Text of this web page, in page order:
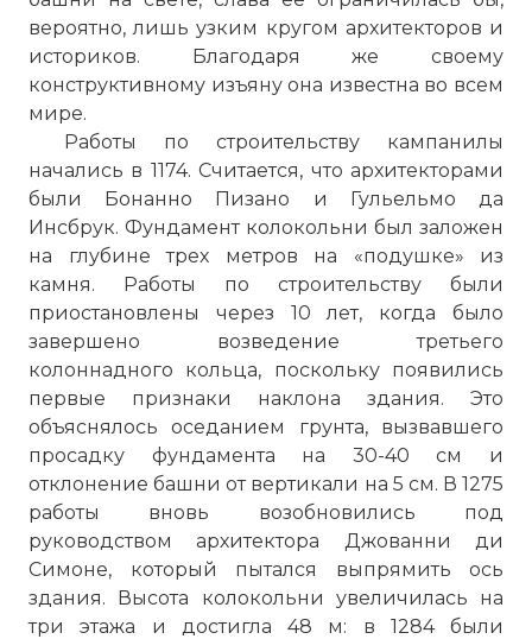
вероятно, лишь узким кругом архитекторов и
историков. Благодаря же своему
конструктивному изъяну она известна во всем
мире.
Работы по строительству кампанилы
начались в 1174. Считается, что архитекторами
были Бонанно Пизано и Гульельмо да
Инсбрук. Фундамент колокольни был заложен
на глубине трех метров на «подушке» из
камня. Работы по строительству были
приостановлены через 10 лет, когда было
завершено возведение третьего
колоннадного кольца, поскольку появились
первые признаки наклона здания. Это
объяснялось оседанием грунта, вызвавшего
просадку фундамента на 30-40 см и
отклонение башни от вертикали на 5 см. В 1275
работы вновь возобновились под
руководством архитектора Джованни ди
Симоне, который пытался выпрямить ось
здания. Высота колокольни увеличилась на
три этажа и достигла 48 м: в 1284 были